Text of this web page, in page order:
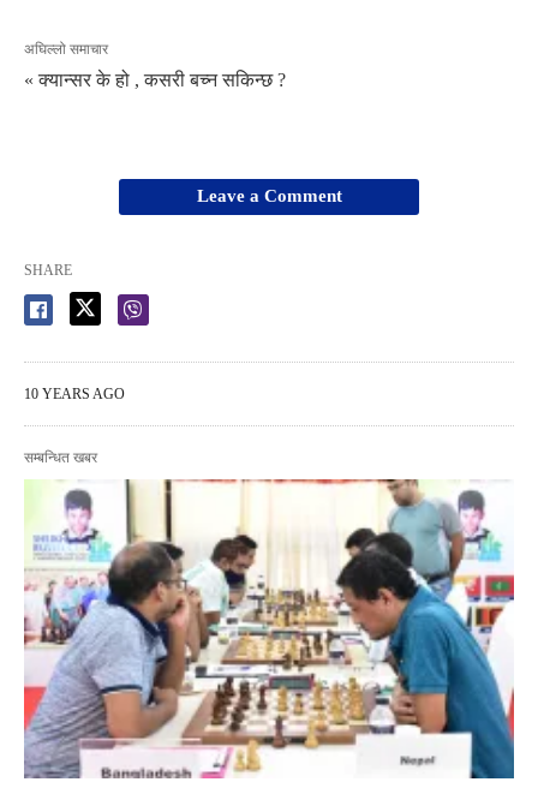
अघिल्लो समाचार
« क्यान्सर के हो , कसरी बच्न सकिन्छ ?
Leave a Comment
SHARE
10 YEARS AGO
सम्बन्धित खबर